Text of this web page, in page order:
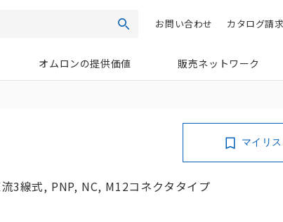
検索 カタログ請求
お問い合わせ
オムロンの提供価値 販売ネットワーク
3線式, PNP, NC, M12コネクタタイプ
マイリ